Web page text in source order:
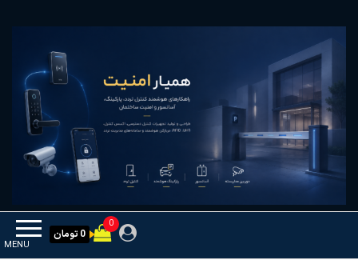
MENU
0
0 تومان